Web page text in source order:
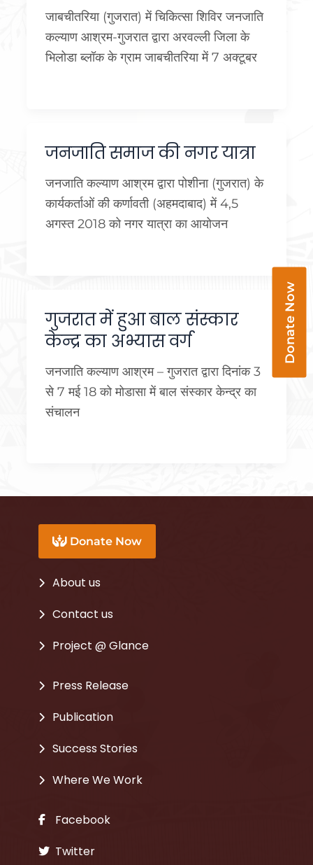
जाबचीतरिया (गुजरात) में चिकित्सा शिविर जनजाति
कल्याण आश्रम-गुजरात द्वारा अरवल्ली जिला के
भिलोडा ब्लॉक के ग्राम जाबचीतरिया में 7 अक्टूबर
जनजाति समाज की नगर यात्रा
जनजाति कल्याण आश्रम द्वारा पोशीना (गुजरात) के
कार्यकर्ताओं की कर्णावती (अहमदाबाद) में 4,5
अगस्त 2018 को नगर यात्रा का आयोजन
गुजरात में हुआ बाल संस्कार
केन्द्र का अभ्यास वर्ग
जनजाति कल्याण आश्रम – गुजरात द्वारा दिनांक 3
से 7 मई 18 को मोडासा में बाल संस्कार केन्द्र का
संचालन
Donate Now
About us
Contact us
Project @ Glance
Press Release
Publication
Success Stories
Where We Work
Facebook
Twitter
Donate Now